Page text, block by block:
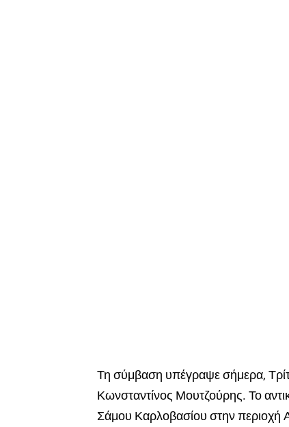
Τη σύμβαση υπέγραψε σήμερα,
Κωνσταντίνος Μουτζούρης. Το
Σάμου Καρλοβασίου στην περιοχή